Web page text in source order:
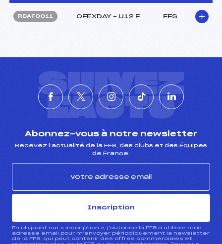
RDAF0011 OFEXDAY – U12 F FFS
SUIVEZ
L'ACTU
Abonnez-vous à notre newsletter
Recevez l’actualité de la FFS, des clubs et des Équipes
de France.
Inscription
En cliquant sur « inscription », j’autorise la FFS à utiliser mon
adresse email pour m’envoyer périodiquement la newsletter
de la FFS, qui peut contenir des offres commerciales et